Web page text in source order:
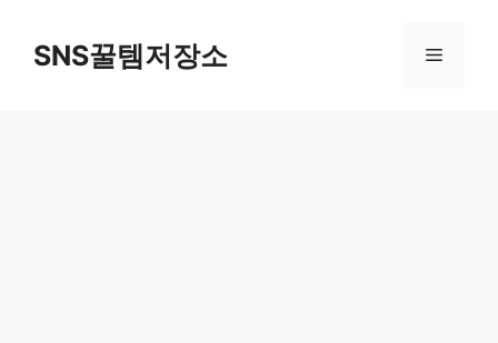
SNS꿀템저장소 메